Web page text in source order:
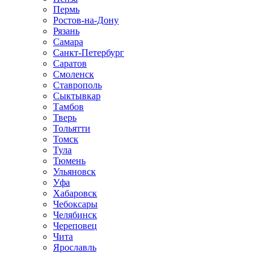
Пермь
Ростов-на-Дону
Рязань
Самара
Санкт-Петербург
Саратов
Смоленск
Ставрополь
Сыктывкар
Тамбов
Тверь
Тольятти
Томск
Тула
Тюмень
Ульяновск
Уфа
Хабаровск
Чебоксары
Челябинск
Череповец
Чита
Ярославль